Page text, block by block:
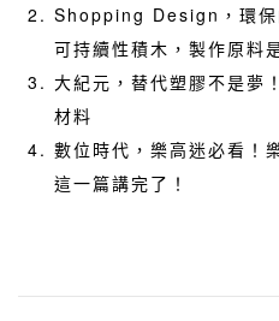
Shopping Design， 環
可持續性積木，製作原料
大紀元， 替代塑膠不是夢
材料
數位時代， 樂高迷必看！
這一篇講完了！